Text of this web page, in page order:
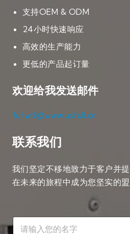
支持OEM & ODM
24小时快速响应
高效的生产能力
更低的产品起订量
欢迎给我发送邮件
fullwill@www.usfull.cn
联系我们
我们坚定不移地致力于客户并
在未来的旅程中成为您坚实的盟
名